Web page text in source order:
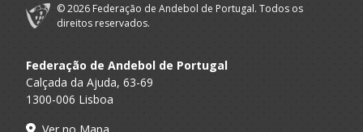
Associação
2016/17
© 2026 Federação de Andebol de Portugal. Todos os
direitos reservados.
Federação de Andebol de Portugal
Calçada da Ajuda, 63-69
1300-006 Lisboa